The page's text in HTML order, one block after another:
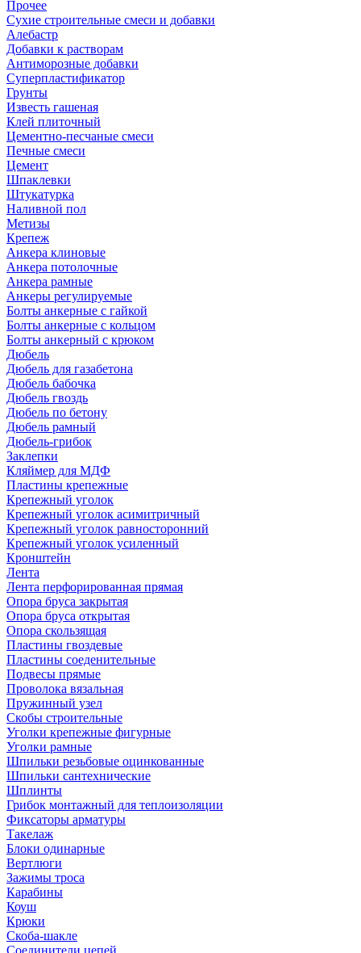
Прочее
Сухие строительные смеси и добавки
Алебастр
Добавки к растворам
Антиморозные добавки
Суперпластификатор
Грунты
Известь гашеная
Клей плиточный
Цементно-песчаные смеси
Печные смеси
Цемент
Шпаклевки
Штукатурка
Наливной пол
Метизы
Крепеж
Анкера клиновые
Анкера потолочные
Анкера рамные
Анкеры регулируемые
Болты анкерные с гайкой
Болты анкерные с кольцом
Болты анкерный с крюком
Дюбель
Дюбель для газабетона
Дюбель бабочка
Дюбель гвоздь
Дюбель по бетону
Дюбель рамный
Дюбель-грибок
Заклепки
Кляймер для МДФ
Пластины крепежные
Крепежный уголок
Крепежный уголок асимитричный
Крепежный уголок равносторонний
Крепежный уголок усиленный
Кронштейн
Лента
Лента перфорированная прямая
Опора бруса закрытая
Опора бруса открытая
Опора скользящая
Пластины гвоздевые
Пластины соеденительные
Подвесы прямые
Проволока вязальная
Пружинный узел
Скобы строительные
Уголки крепежные фигурные
Уголки рамные
Шпильки резьбовые оцинкованные
Шпильки сантехнические
Шплинты
Грибок монтажный для теплоизоляции
Фиксаторы арматуры
Такелаж
Блоки одинарные
Вертлюги
Зажимы троса
Карабины
Коуш
Крюки
Скоба-шакле
Соединители цепей